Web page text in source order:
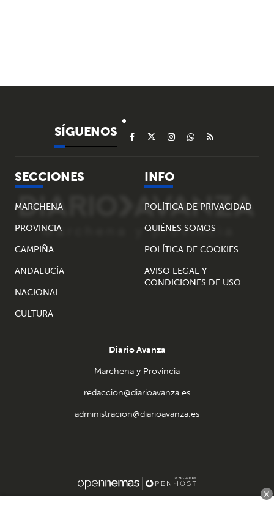
SÍGUENOS
SECCIONES
MARCHENA
PROVINCIA
CAMPIÑA
ANDALUCÍA
NACIONAL
CULTURA
INFO
POLÍTICA DE PRIVACIDAD
QUIÉNES SOMOS
POLÍTICA DE COOKIES
AVISO LEGAL Y
CONDICIONES DE USO
Diario Avanza
Marchena y Provincia
redaccion@diarioavanza.es
administracion@diarioavanza.es
×